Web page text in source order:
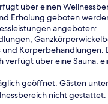
über einen
Erholung geboten
angeboten:
Körperbehandlungen.
verfügt über eine Sauna,
geöffnet. Gästen
nicht gestattet.